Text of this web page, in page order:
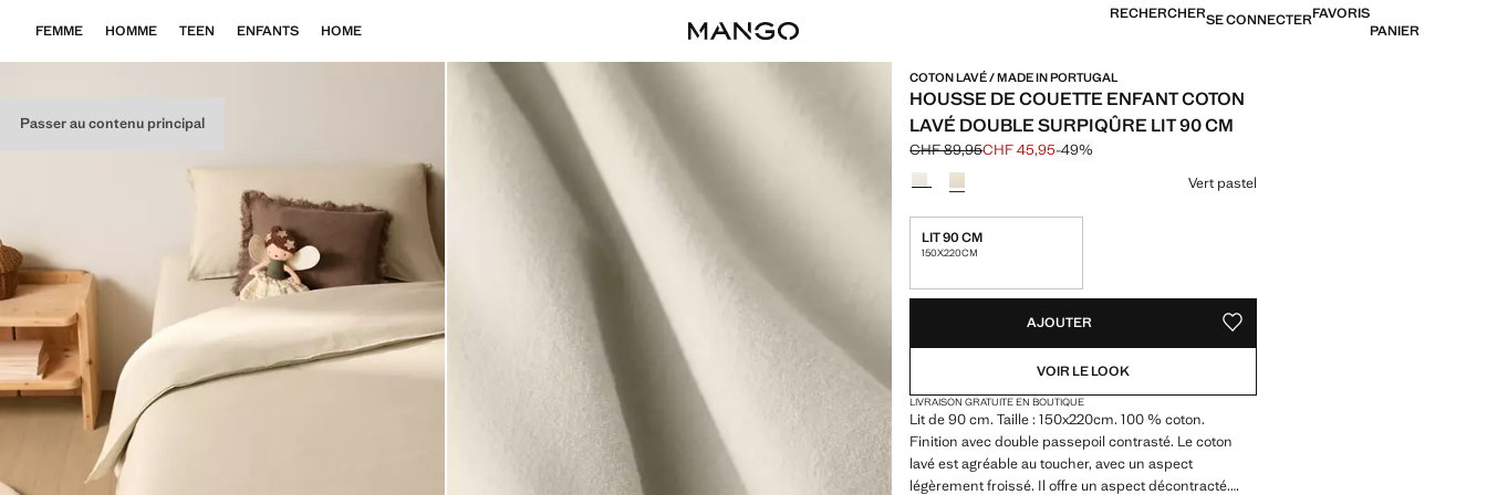
Passer au contenu principal
FEMME HOMME TEEN ENFANTS HOME
RECHERCHERSE CONNECTERFAVORIS
PANIER
COTON LAVÉ / MADE IN PORTUGAL
HOUSSE DE COUETTE ENFANT COTON
LAVÉ DOUBLE SURPIQÛRE LIT 90 CM
Prix initial barré [CHF 89,95 ]
CHF 89,95
Prix actuel [CHF 45,95 ]
CHF 45,95-49%
Choisissez une couleur
Vert pastel
LIT 90 CM
150X220CM
AJOUTER AJOUTER AUX FAVORIS
VOIR LE LOOK
LIVRAISON GRATUITE EN BOUTIQUE
Lit de 90 cm. Taille : 150x220cm. 100 % coton.
Finition avec double passepoil contrasté. Le coton
lavé est agréable au toucher, avec un aspect
légèrement froissé. Il offre un aspect décontracté.